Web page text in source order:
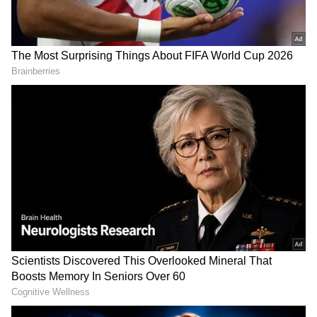
DOWNLOAD APP
, ಸೌಂದರ್ಯ, ಫಿಟ್‌ನೆಸ್,ಕಿಚನ್ ಟಿಪ್ಸ್‌
ರೆಸಿಪಿಅಪ್ಡೇಟ್‌ಗಳಿಗಾಗಿ
ಏಷ್ಯಾನೆಟ್ ಸುವರ್ಣ ನ್ಯೂಸ್‌ ಫಾಲೋ ಮಾಡಿ.
ಸಂಪೂರ್ಣ ಮಾಹಿತಿ ಒಂದೇ ಕ್ಲಿಕ್‌ನಲ್ಲಿ ಲಭ್ಯ. ಏಷ್ಯಾನೆಟ್
ಸುವರ್ಣ ನ್ಯೂಸ್ ಅಧಿಕೃತ ಆ್ಯಪ್ ಡೌನ್‌ಲೋಡ್ ಮಾಡಿ
ಹಾಗು ಎಲ್ಲಾ ಅಪ್‌ಡೇಟ್ ಗಳನ್ನು ಪಡೆಯಿರಿ.